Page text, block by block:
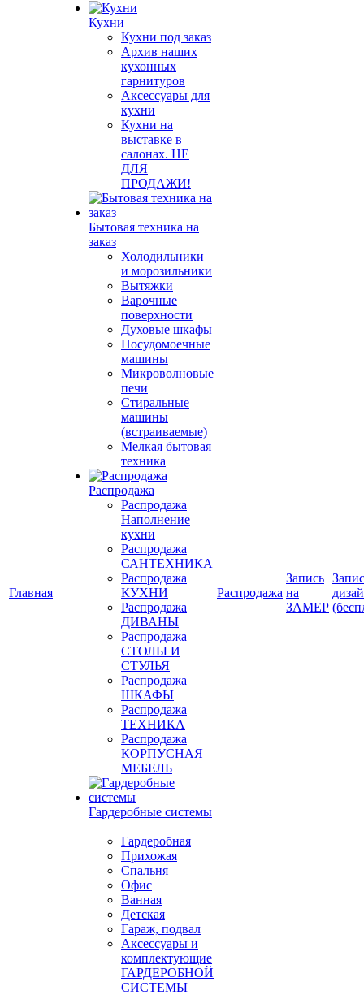
Главная
Кухни
Кухни под заказ
Архив наших
кухонных
гарнитуров
Аксессуары для
кухни
Кухни на
выставке в
салонах. НЕ
ДЛЯ
ПРОДАЖИ!
Бытовая техника на
заказ
Холодильники
и морозильники
Вытяжки
Варочные
поверхности
Духовые шкафы
Посудомоечные
машины
Микроволновые
печи
Стиральные
машины
(встраиваемые)
Мелкая бытовая
техника
Распродажа
Распродажа
Наполнение
кухни
Распродажа
САНТЕХНИКА
Распродажа
КУХНИ
Распродажа
ДИВАНЫ
Распродажа
СТОЛЫ И
СТУЛЬЯ
Распродажа
ШКАФЫ
Распродажа
ТЕХНИКА
Распродажа
КОРПУСНАЯ
МЕБЕЛЬ
Гардеробные системы
Гардеробная
Прихожая
Спальня
Офис
Ванная
Детская
Гараж, подвал
Аксессуары и
комплектующие
ГАРДЕРОБНОЙ
СИСТЕМЫ
Распродажа
Запись
на
ЗАМЕР